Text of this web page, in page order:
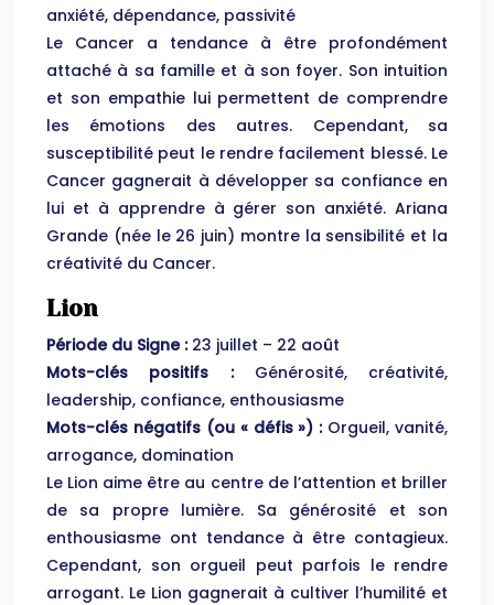
anxiété, dépendance, passivité
Le Cancer a tendance à être profondément
attaché à sa famille et à son foyer. Son intuition
et son empathie lui permettent de comprendre
les émotions des autres. Cependant, sa
susceptibilité peut le rendre facilement blessé. Le
Cancer gagnerait à développer sa confiance en
lui et à apprendre à gérer son anxiété. Ariana
Grande (née le 26 juin) montre la sensibilité et la
créativité du Cancer.
Lion
Période du Signe : 23 juillet – 22 août
Mots-clés positifs : Générosité, créativité,
leadership, confiance, enthousiasme
Mots-clés négatifs (ou « défis ») : Orgueil, vanité,
arrogance, domination
Le Lion aime être au centre de l’attention et briller
de sa propre lumière. Sa générosité et son
enthousiasme ont tendance à être contagieux.
Cependant, son orgueil peut parfois le rendre
arrogant. Le Lion gagnerait à cultiver l’humilité et